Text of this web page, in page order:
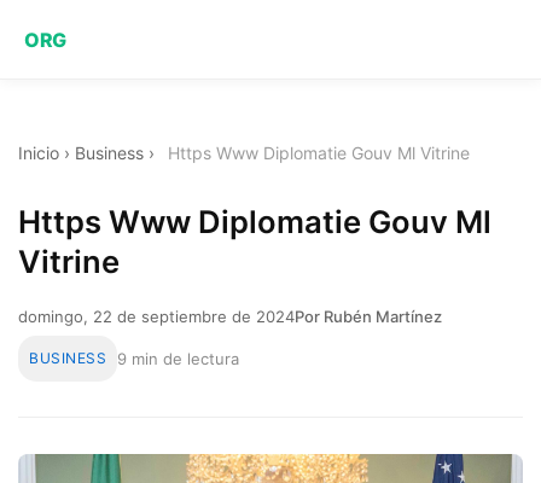
ORG
Inicio › Business › Https Www Diplomatie Gouv Ml Vitrine
Https Www Diplomatie Gouv Ml
Vitrine
domingo, 22 de septiembre de 2024Por Rubén Martínez
BUSINESS 9 min de lectura